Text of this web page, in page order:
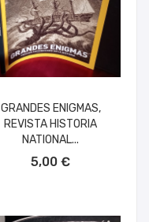
GRANDES ENIGMAS,
REVISTA HISTORIA
NATIONAL...
5,00 €